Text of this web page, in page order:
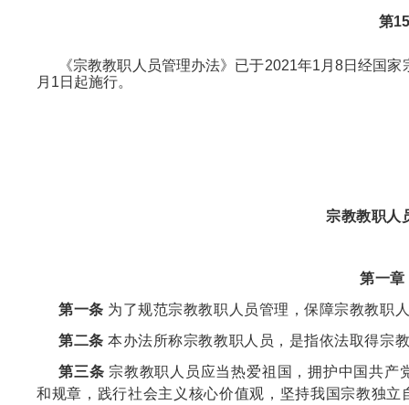
第
《宗教教职人员管理办法》已于2021年1月8日经国
月1日起施行。
宗教教职人
第一
第一条 为了规范宗教教职人员管理，保障宗教教职
第二条 本办法所称宗教教职人员，是指依法取得宗
第三条 宗教教职人员应当热爱祖国，拥护中国共
和规章，践行社会主义核心价值观，坚持我国宗教独